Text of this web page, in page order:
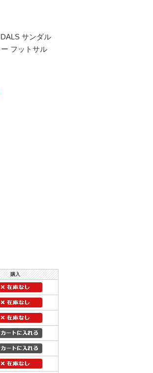
サンダル
フットサル
購入